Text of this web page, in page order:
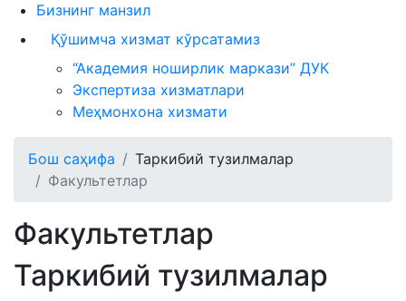
Бизнинг манзил
Қўшимча хизмат кўрсатамиз
“Академия ноширлик маркази” ДУК
Экспертиза хизматлари
Меҳмонхона хизмати
Бош саҳифа
Таркибий тузилмалар
Факультетлар
Факультетлар
Таркибий тузилмалар